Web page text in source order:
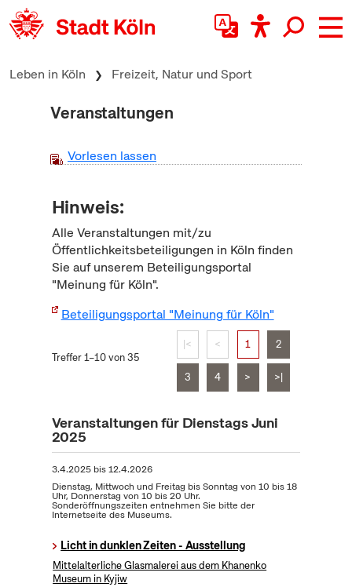
zum Inhalt springen
Leben in Köln Freizeit, Natur und Sport
Veranstaltungen
Vorlesen lassen
Hinweis:
Alle Veranstaltungen mit/zu
Öffentlichkeitsbeteiligungen in Köln finden
Sie auf unserem Beteiligungsportal
"Meinung für Köln".
Beteiligungsportal "Meinung für Köln"
Treffer 1–10 von 35
|< < 1 2
3 4 > >|
Veranstaltungen für Dienstags Juni
2025
3.4.2025bis12.4.2026
Dienstag, Mittwoch und Freitag bis Sonntag von 10 bis 18
Uhr, Donnerstag von 10 bis 20 Uhr.
Sonderöffnungszeiten entnehmen Sie bitte der
Internetseite des Museums.
Licht in dunklen Zeiten - Ausstellung
Mittelalterliche Glasmalerei aus dem Khanenko
Museum in Kyjiw